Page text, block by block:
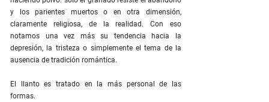
y los parientes muertos o en otra dimensión,
claramente religiosa, de la realidad. Con eso
notamos una vez más su tendencia hacia la
depresión, la tristeza o simplemente el tema de la
ausencia de tradición romántica.
El llanto es tratado en la más personal de las
formas.